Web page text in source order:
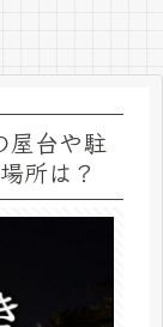
屋台や駐
所は？